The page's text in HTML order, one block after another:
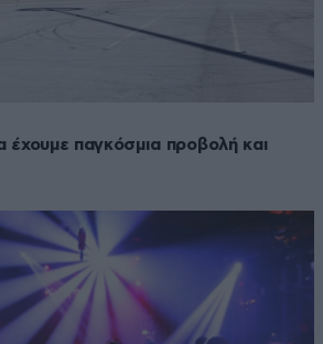
παγκόσμια προβολή και